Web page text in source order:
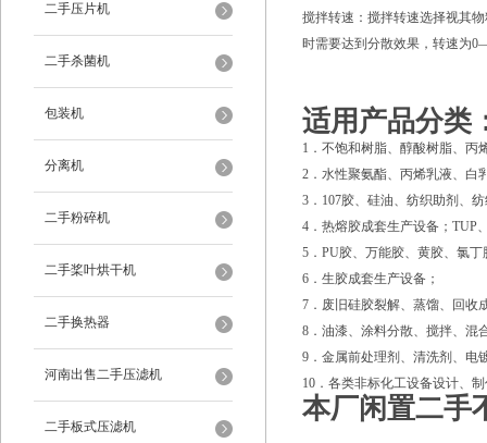
二手压片机
二手杀菌机
包装机
分离机
二手粉碎机
二手桨叶烘干机
二手换热器
河南出售二手压滤机
二手板式压滤机
搅拌转速：搅拌转速选择视其
时需要达到分散效果，转速为
适用产品分类
1．不饱和树脂、醇酸树脂、丙
2．水性聚氨酯、丙烯乳液、白
3．107胶、硅油、纺织助剂、
4．热熔胶成套生产设备；TUP
5．PU胶、万能胶、黄胶、氯
6．生胶成套生产设备；
7．废旧硅胶裂解、蒸馏、回收
8．油漆、涂料分散、搅拌、混
9．金属前处理剂、清洗剂、电
10．各类非标化工设备设计、
本厂闲置二手